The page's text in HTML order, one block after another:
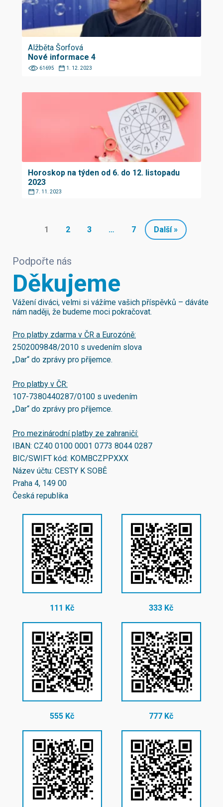
Alžběta Šorfová
Nové informace 4
61695 1. 12. 2023
Horoskop na týden od 6. do 12. listopadu
2023
7. 11. 2023
1 2 3 … 7 Další »
Podpořte nás
Děkujeme
Vážení diváci, velmi si vážíme vašich příspěvků – dáváte
nám naději, že budeme moci pokračovat.
Pro platby zdarma v ČR a Eurozóně:
2502009848/2010 s uvedením slova
„Dar“ do zprávy pro příjemce.
Pro platby v ČR:
107-7380440287/0100 s uvedením
„Dar“ do zprávy pro příjemce.
Pro mezinárodní platby ze zahraničí:
IBAN: CZ40 0100 0001 0773 8044 0287
BIC/SWIFT kód: KOMBCZPPXXX
Název účtu: CESTY K SOBĚ
Praha 4, 149 00
Česká republika
111 Kč 333 Kč
555 Kč 777 Kč